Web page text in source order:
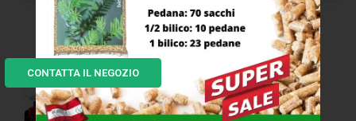
CONTATTA IL NEGOZIO